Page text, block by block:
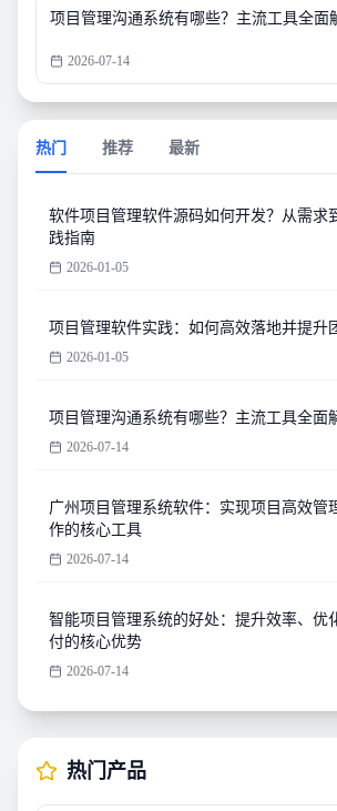
项目管理沟通系统有哪些？主流工具全面
2026-07-14
热门 推荐 最新
软件项目管理软件源码如何开发？从需求
践指南
2026-01-05
项目管理软件实践：如何高效落地并提升
2026-01-05
项目管理沟通系统有哪些？主流工具全面
2026-07-14
广州项目管理系统软件：实现项目高效管
作的核心工具
2026-07-14
智能项目管理系统的好处：提升效率、优
付的核心优势
2026-07-14
热门产品